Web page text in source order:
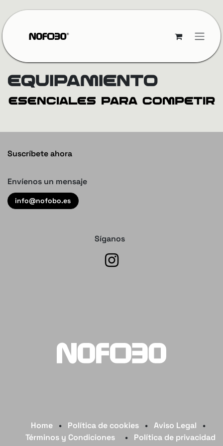
EQUIPAMIENTO
ESENCIALES PARA COMPETIR
Suscríbete ahora
Envíenos un mensaje
info@nofob​​​​o.es
Síganos
Home • Política de cookies • Aviso Legal
•
Términos y Condiciones
• Política de privacidad